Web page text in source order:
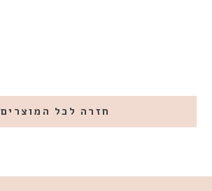
חזרה לכל המוצרים